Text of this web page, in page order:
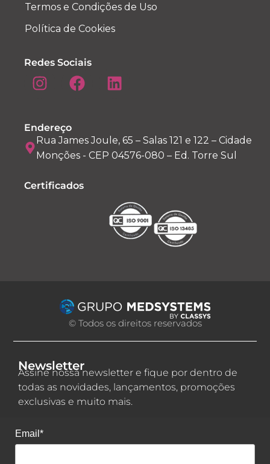
Termos e Condições de Uso
Política de Cookies
Redes Sociais
Endereço
Rua James Joule, 65 – Salas 121 e 122 – Cidade
Monções - CEP 04576-080 – Ed. Torre Sul
Certificados
© Todos os direitos reservados
Newsletter
Assine nossa newsletter e fique por dentro de
todas as novidades, lançamentos, promoções
exclusivas e muito mais.
Email*